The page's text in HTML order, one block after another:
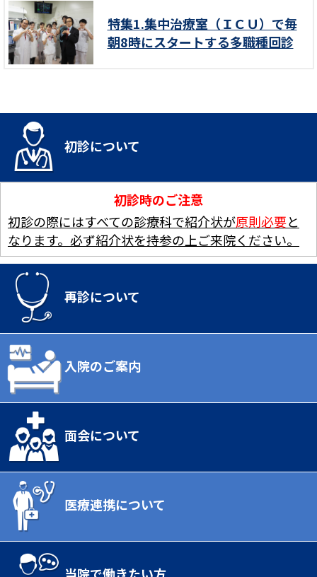
特集1.集中治療室（ＩＣＵ）で毎
朝8時にスタートする多職種回診
初診について
初診時のご注意
初診の際にはすべての診療科で紹介状が原則必要と
なります。必ず紹介状を持参の上ご来院ください。
再診について
入院のご案内
面会について
医療連携について